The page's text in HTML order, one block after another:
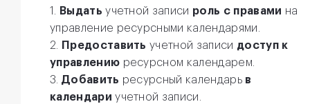
1.
Выдать учетной записи роль с правами на
управление ресурсными календарями.
2.
Предоставить учетной записи доступ к
управлению ресурсном календарем.
3. Добавить ресурсный календарь в
календари учетной записи.